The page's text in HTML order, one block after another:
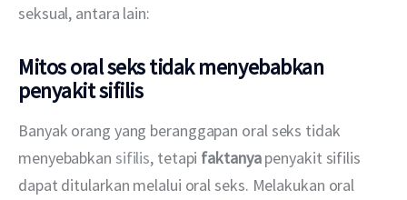
seksual, antara lain:
Mitos oral seks tidak menyebabkan
penyakit sifilis
Banyak orang yang beranggapan oral seks tidak
menyebabkan sifilis, tetapi faktanya penyakit sifilis
dapat ditularkan melalui oral seks. Melakukan oral